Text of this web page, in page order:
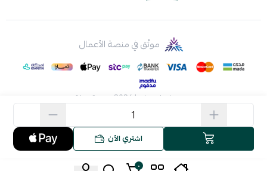
٠
اشتري الآن
موثّق في منصة الأعمال
صنع بإتقان على | 2026 منصة سلة